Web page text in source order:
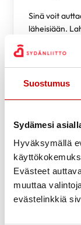
Suostumus
Sydämesi
Hyväksymällä
Evästeet
muuttaa
evästelinkkiä
Sinä voit
läheisiään.
MobilePay -
Lämmin kiitos
Monta
TEE